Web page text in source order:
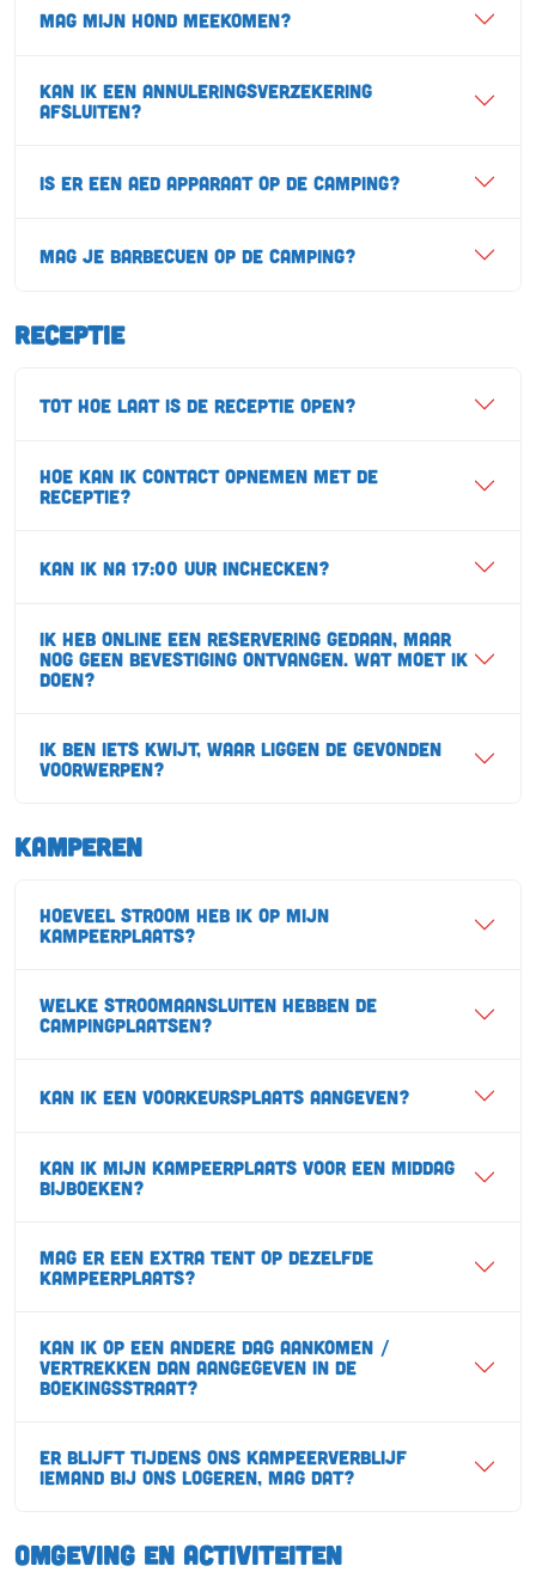
Mag mijn hond meekomen?
Kan ik een annuleringsverzekering
afsluiten?
Is er een AED apparaat op de camping?
Mag je barbecuen op de camping?
Receptie
Tot hoe laat is de receptie open?
Hoe kan ik contact opnemen met de
receptie?
Kan ik na 17:00 uur inchecken?
Ik heb online een reservering gedaan, maar
nog geen bevestiging ontvangen. Wat moet ik
doen?
Ik ben iets kwijt, waar liggen de gevonden
voorwerpen?
Kamperen
Hoeveel stroom heb ik op mijn
kampeerplaats?
Welke stroomaansluiten hebben de
campingplaatsen?
Kan ik een voorkeursplaats aangeven?
Kan ik mijn kampeerplaats voor een middag
bijboeken?
Mag er een extra tent op dezelfde
kampeerplaats?
Kan ik op een andere dag aankomen /
vertrekken dan aangegeven in de
boekingsstraat?
Er blijft tijdens ons kampeerverblijf
iemand bij ons logeren, mag dat?
Omgeving en Activiteiten